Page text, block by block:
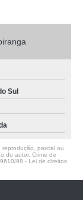
Sul
parcial ou
do autor. Crime de
98 - Lei de direitos